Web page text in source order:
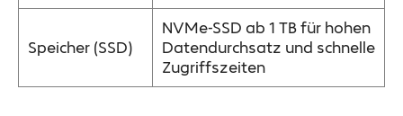
Speicher (SSD)
NVMe-SSD ab 1 TB für hohen
Datendurchsatz und schnelle
Zugriffszeiten